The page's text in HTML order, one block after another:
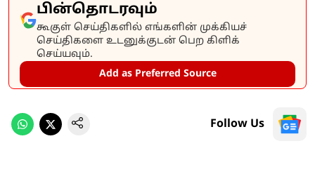
பின்தொடரவும்
கூகுள் செய்திகளில் எங்களின் முக்கியச்
செய்திகளை உடனுக்குடன் பெற கிளிக்
செய்யவும்.
Add as Preferred Source
Follow Us